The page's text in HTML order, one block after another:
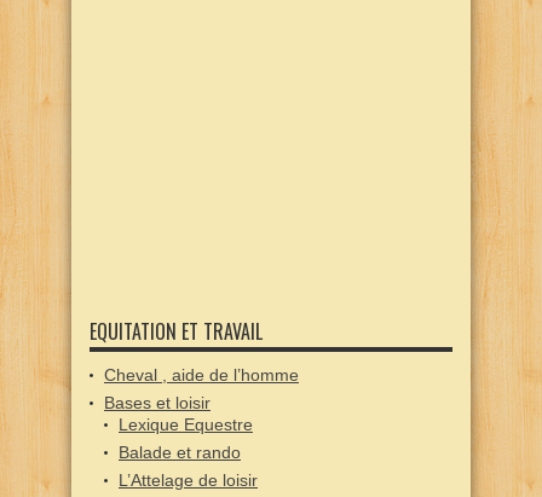
EQUITATION ET TRAVAIL
Cheval , aide de l’homme
Bases et loisir
Lexique Equestre
Balade et rando
L’Attelage de loisir